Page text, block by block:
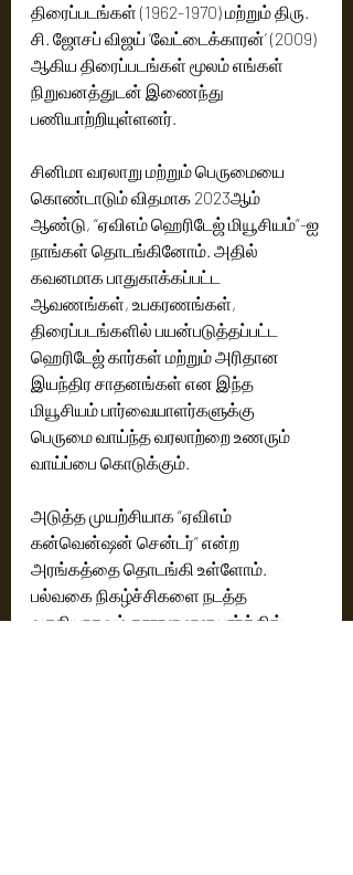
திரைப்படங்கள் (1962-1970) மற்றும் திரு.
சி. ஜோசப் விஜய் ‘வேட்டைக்காரன்’ (2009)
ஆகிய திரைப்படங்கள் மூலம் எங்கள்
நிறுவனத்துடன் இணைந்து
பணியாற்றியுள்ளனர்.
சினிமா வரலாறு மற்றும் பெருமையை
கொண்டாடும் விதமாக 2023ஆம்
ஆண்டு, “ஏவிஎம் ஹெரிடேஜ் மியூசியம்”-ஐ
நாங்கள் தொடங்கினோம். அதில்
கவனமாக பாதுகாக்கப்பட்ட
ஆவணங்கள், உபகரணங்கள்,
திரைப்படங்களில் பயன்படுத்தப்பட்ட
ஹெரிடேஜ் கார்கள் மற்றும் அரிதான
இயந்திர சாதனங்கள் என இந்த
மியூசியம் பார்வையாளர்களுக்கு
பெருமை வாய்ந்த வரலாற்றை உணரும்
வாய்ப்பை கொடுக்கும்.
அடுத்த முயற்சியாக “ஏவிஎம்
கன்வென்ஷன் சென்டர்” என்ற
அரங்கத்தை தொடங்கி உள்ளோம்.
பல்வகை நிகழ்ச்சிகளை நடத்த
வசதியாகவும் தாராளமான பார்க்கிங்